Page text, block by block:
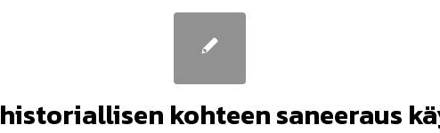
kohteen saneeraus